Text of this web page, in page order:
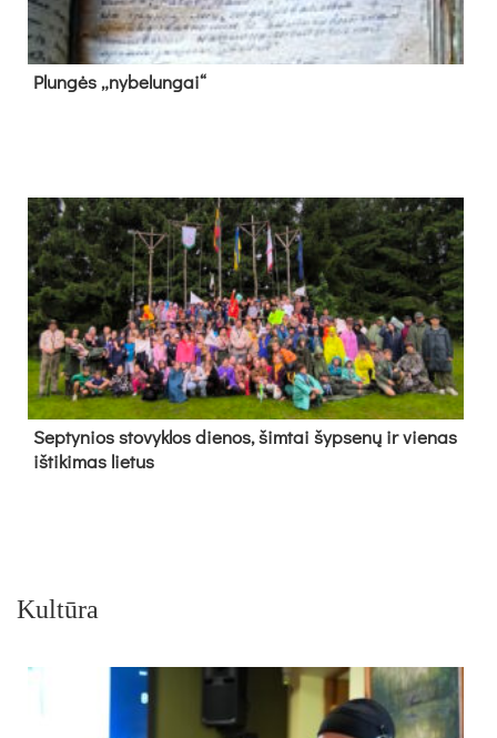
Plun­gės „ny­be­lun­gai“
Sep­ty­nios sto­vyk­los die­nos, šim­tai šyp­se­nų ir vie­nas
iš­ti­ki­mas lie­tus
Kultūra